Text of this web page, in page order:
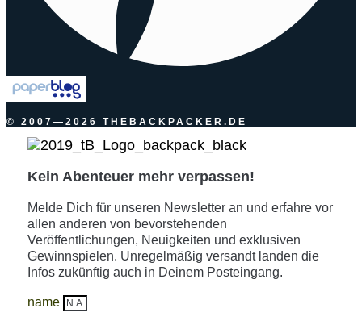
© 2007—2026 THEBACKPACKER.DE
Kein Abenteuer mehr verpassen!
Melde Dich für unseren Newsletter an und erfahre vor
allen anderen von bevorstehenden
Veröffentlichungen, Neuigkeiten und exklusiven
Gewinnspielen. Unregelmäßig versandt landen die
Infos zukünftig auch in Deinem Posteingang.
name